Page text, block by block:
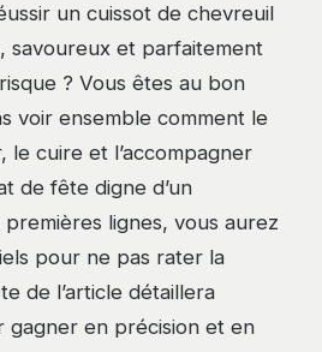
un cuissot de chevreuil
savoureux et parfaitement
? Vous êtes au bon
voir ensemble comment le
le cuire et l’accompagner
de fête digne d’un
lignes, vous aurez
pour ne pas rater la
de l’article détaillera
gagner en précision et en